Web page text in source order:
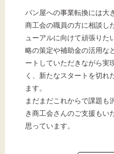
パン屋への事業転換には大
商工会の職員の方に相談し
ューアルに向けて頑張りた
略の策定や補助金の活用な
ートしていただきながら実
く、新たなスタートを切れ
ます。
まだまだこれからで課題も
き商工会さんのご支援もい
思っています。